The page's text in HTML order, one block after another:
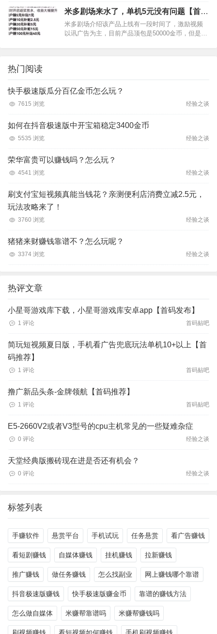
的广告，目前我测试的广告基本以手为主，打多少
提多少，有手机就行，…
米多剧场来水了，单机5元没有问题【首码
分享】
米多剧场介绍该产品上线有一段时间了，激励视频
以讯广告为主，目前产品顶包是50000金币，但是可
热门阅读
快手极速版瓜分百亿金币怎么玩？
7615 浏览 经验之谈
如何在抖音极速版中开宝箱稳定3400金币
5535 浏览 经验之谈
荣华富贵可以赚钱吗？怎么玩？
4541 浏览 经验之谈
刷支付宝短视频真能当钱花？亲测便利店消费立减2.5元，
玩法攻略来了！
3760 浏览 经验之谈
猪猪来财赚钱靠谱不？怎么玩呢？
3374 浏览 经验之谈
热评文章
小星哥游戏库下载，小星哥游戏库安卓app【首码发布】
1 评论 首码贴吧
简玩短视频夏日版，手机看广告兜底玩法单机10+以上【首
码推荐】
1 评论 首码贴吧
撸广新品头条-金牌领航【首码推荐】
1 评论 首码贴吧
E5-2660V2或者V3型号的cpu主机常见的一些疑难杂症
0 评论 经验之谈
天堂经典版搬砖现在进是否还有机会？
0 评论 经验之谈
标签列表
手赚软件 悬赏平台 手机试玩 任务悬赏 看广告赚钱
看短剧赚钱 自媒体赚钱 挂机赚钱 拉新赚钱
推广赚钱 做任务赚钱 怎么找副业 网上赚钱哪个靠谱
抖音极速版赚钱 快手极速版赚金币 靠谱的赚钱方法
怎么做自媒体 米赚帮靠谱吗 米赚帮赚钱吗